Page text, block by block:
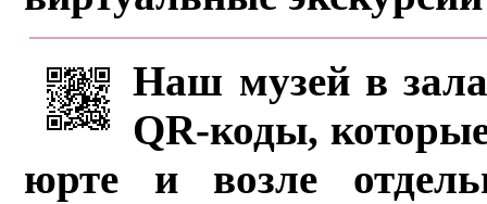
Наш музей в
QR-коды,
юрте и возле